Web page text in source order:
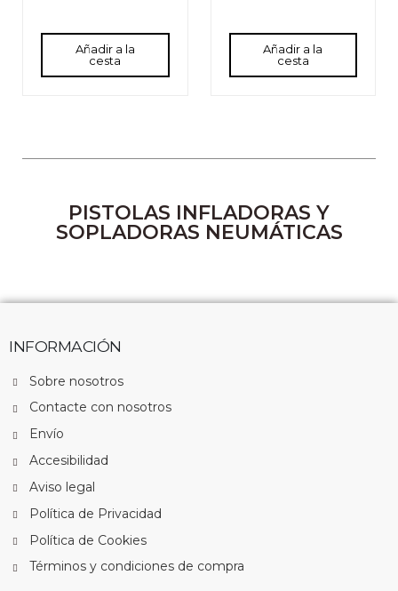
Añadir a la
cesta
Añadir a la
cesta
PISTOLAS INFLADORAS Y
SOPLADORAS NEUMÁTICAS
INFORMACIÓN
Sobre nosotros
Contacte con nosotros
Envío
Accesibilidad
Aviso legal
Política de Privacidad
Política de Cookies
Términos y condiciones de compra